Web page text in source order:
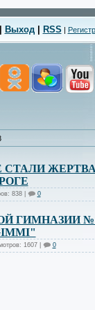
Выход| RSS |
СТАЛИ
838 | 0
ГИМНАЗИИ
1607 | 0